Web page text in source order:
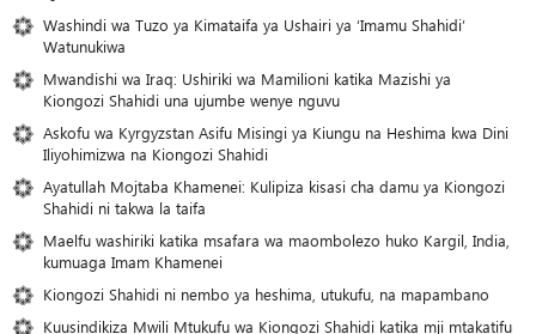
Washindi wa Tuzo ya Kimataifa ya Ushairi ya ‘Imamu Shahidi’
Watunukiwa
Mwandishi wa Iraq: Ushiriki wa Mamilioni katika Mazishi ya
Kiongozi Shahidi una ujumbe wenye nguvu
Askofu wa Kyrgyzstan Asifu Misingi ya Kiungu na Heshima kwa Dini
Iliyohimizwa na Kiongozi Shahidi
Ayatullah Mojtaba Khamenei: Kulipiza kisasi cha damu ya Kiongozi
Shahidi ni takwa la taifa
Maelfu washiriki katika msafara wa maombolezo huko Kargil, India,
kumuaga Imam Khamenei
Kiongozi Shahidi ni nembo ya heshima, utukufu, na mapambano
Kuusindikiza Mwili Mtukufu wa Kiongozi Shahidi katika mji mtakatifu